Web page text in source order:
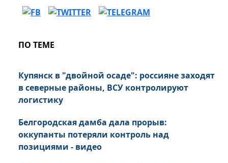
ПО ТЕМЕ
Купянск в "двойной осаде": россияне заходят
в северные районы, ВСУ контролируют
логистику
Белгородская дамба дала прорыв:
оккупанты потеряли контроль над
позициями - видео